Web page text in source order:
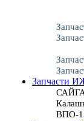
Запчасти
ВПО-